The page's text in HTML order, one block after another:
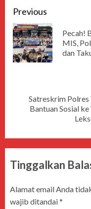
Previous
Pecah!
MIS,
dan
Satreskrim
Bantuan Sosial
Tinggalkan
Alamat email Anda
wajib ditandai*